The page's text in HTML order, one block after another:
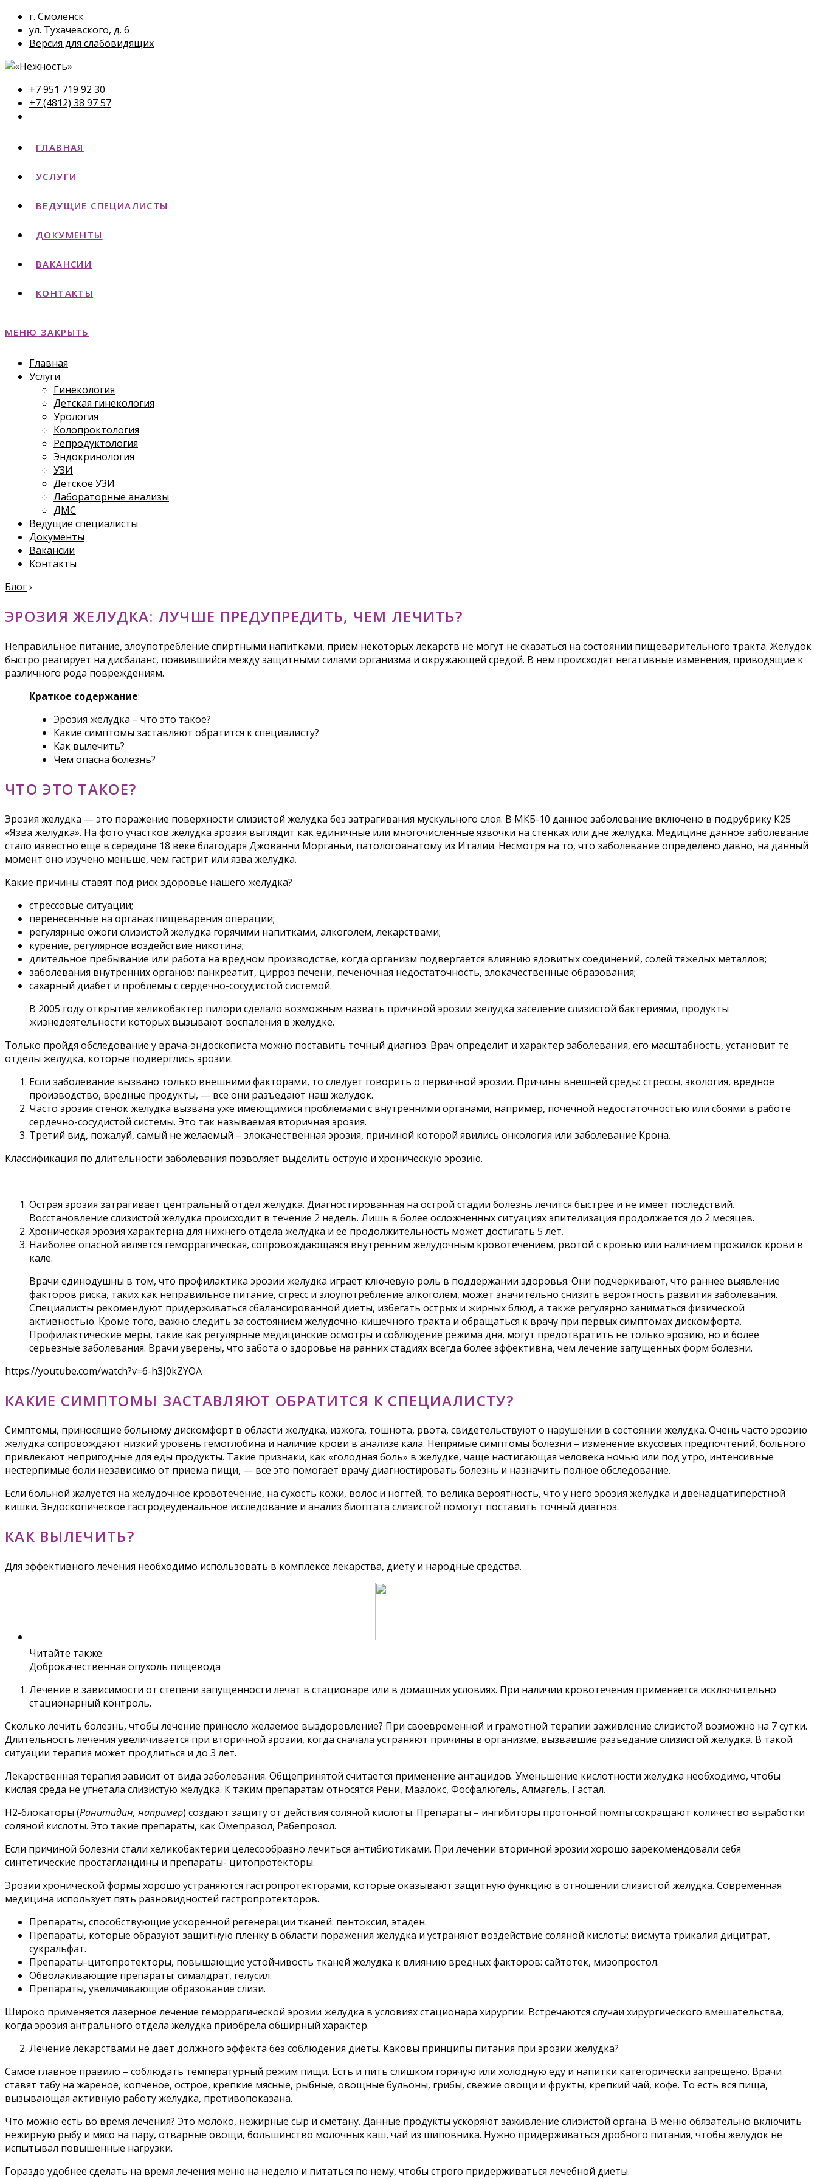
г. Смоленск
ул. Тухачевского, д. 6
Версия для слабовидящих
+7 951 719 92 30
+7 (4812) 38 97 57
ГЛАВНАЯ
УСЛУГИ
ВЕДУЩИЕ СПЕЦИАЛИСТЫ
ДОКУМЕНТЫ
ВАКАНСИИ
КОНТАКТЫ
МЕНЮ ЗАКРЫТЬ
Главная
Услуги
Гинекология
Детская гинекология
Урология
Колопроктология
Репродуктология
Эндокринология
УЗИ
Детское УЗИ
Лабораторные анализы
ДМС
Ведущие специалисты
Документы
Вакансии
Контакты
Блог›
ЭРОЗИЯ ЖЕЛУДКА: ЛУЧШЕ ПРЕДУПРЕДИТЬ, ЧЕМ ЛЕЧИТЬ?
Неправильное питание, злоупотребление спиртными напитками, прием некоторых лекарств не могут не сказаться на состоянии пищеварительного тракта. Желудок
быстро реагирует на дисбаланс, появившийся между защитными силами организма и окружающей средой. В нем происходят негативные изменения, приводящие к
различного рода повреждениям.
Краткое содержание:
Эрозия желудка – что это такое?
Какие симптомы заставляют обратится к специалисту?
Как вылечить?
Чем опасна болезнь?
ЧТО ЭТО ТАКОЕ?
Эрозия желудка — это поражение поверхности слизистой желудка без затрагивания мускульного слоя. В МКБ-10 данное заболевание включено в подрубрику К25
«Язва желудка». На фото участков желудка эрозия выглядит как единичные или многочисленные язвочки на стенках или дне желудка. Медицине данное заболевание
стало известно еще в середине 18 веке благодаря Джованни Морганьи, патологоанатому из Италии. Несмотря на то, что заболевание определено давно, на данный
момент оно изучено меньше, чем гастрит или язва желудка.
Какие причины ставят под риск здоровье нашего желудка?
стрессовые ситуации;
перенесенные на органах пищеварения операции;
регулярные ожоги слизистой желудка горячими напитками, алкоголем, лекарствами;
курение, регулярное воздействие никотина;
длительное пребывание или работа на вредном производстве, когда организм подвергается влиянию ядовитых соединений, солей тяжелых металлов;
заболевания внутренних органов: панкреатит, цирроз печени, печеночная недостаточность, злокачественные образования;
сахарный диабет и проблемы с сердечно-сосудистой системой.
В 2005 году открытие хеликобактер пилори сделало возможным назвать причиной эрозии желудка заселение слизистой бактериями, продукты
жизнедеятельности которых вызывают воспаления в желудке.
Только пройдя обследование у врача-эндоскописта можно поставить точный диагноз. Врач определит и характер заболевания, его масштабность, установит те
отделы желудка, которые подверглись эрозии.
Если заболевание вызвано только внешними факторами, то следует говорить о первичной эрозии. Причины внешней среды: стрессы, экология, вредное
производство, вредные продукты, — все они разъедают наш желудок.
Часто эрозия стенок желудка вызвана уже имеющимися проблемами с внутренними органами, например, почечной недостаточностью или сбоями в работе
сердечно-сосудистой системы. Это так называемая вторичная эрозия.
Третий вид, пожалуй, самый не желаемый – злокачественная эрозия, причиной которой явились онкология или заболевание Крона.
Классификация по длительности заболевания позволяет выделить острую и хроническую эрозию.
Острая эрозия затрагивает центральный отдел желудка. Диагностированная на острой стадии болезнь лечится быстрее и не имеет последствий.
Восстановление слизистой желудка происходит в течение 2 недель. Лишь в более осложненных ситуациях эпителизация продолжается до 2 месяцев.
Хроническая эрозия характерна для нижнего отдела желудка и ее продолжительность может достигать 5 лет.
Наиболее опасной является геморрагическая, сопровождающаяся внутренним желудочным кровотечением, рвотой с кровью или наличием прожилок крови в
кале.
Врачи единодушны в том, что профилактика эрозии желудка играет ключевую роль в поддержании здоровья. Они подчеркивают, что раннее выявление
факторов риска, таких как неправильное питание, стресс и злоупотребление алкоголем, может значительно снизить вероятность развития заболевания.
Специалисты рекомендуют придерживаться сбалансированной диеты, избегать острых и жирных блюд, а также регулярно заниматься физической
активностью. Кроме того, важно следить за состоянием желудочно-кишечного тракта и обращаться к врачу при первых симптомах дискомфорта.
Профилактические меры, такие как регулярные медицинские осмотры и соблюдение режима дня, могут предотвратить не только эрозию, но и более
серьезные заболевания. Врачи уверены, что забота о здоровье на ранних стадиях всегда более эффективна, чем лечение запущенных форм болезни.
https://youtube.com/watch?v=6-h3J0kZYOA
КАКИЕ СИМПТОМЫ ЗАСТАВЛЯЮТ ОБРАТИТСЯ К СПЕЦИАЛИСТУ?
Симптомы, приносящие больному дискомфорт в области желудка, изжога, тошнота, рвота, свидетельствуют о нарушении в состоянии желудка. Очень часто эрозию
желудка сопровождают низкий уровень гемоглобина и наличие крови в анализе кала. Непрямые симптомы болезни – изменение вкусовых предпочтений, больного
привлекают непригодные для еды продукты. Такие признаки, как «голодная боль» в желудке, чаще настигающая человека ночью или под утро, интенсивные
нестерпимые боли независимо от приема пищи, — все это помогает врачу диагностировать болезнь и назначить полное обследование.
Если больной жалуется на желудочное кровотечение, на сухость кожи, волос и ногтей, то велика вероятность, что у него эрозия желудка и двенадцатиперстной
кишки. Эндоскопическое гастродеуденальное исследование и анализ биоптата слизистой помогут поставить точный диагноз.
КАК ВЫЛЕЧИТЬ?
Для эффективного лечения необходимо использовать в комплексе лекарства, диету и народные средства.
Читайте также:
Доброкачественная опухоль пищевода
Лечение в зависимости от степени запущенности лечат в стационаре или в домашних условиях. При наличии кровотечения применяется исключительно
стационарный контроль.
Сколько лечить болезнь, чтобы лечение принесло желаемое выздоровление? При своевременной и грамотной терапии заживление слизистой возможно на 7 сутки.
Длительность лечения увеличивается при вторичной эрозии, когда сначала устраняют причины в организме, вызвавшие разъедание слизистой желудка. В такой
ситуации терапия может продлиться и до 3 лет.
Лекарственная терапия зависит от вида заболевания. Общепринятой считается применение антацидов. Уменьшение кислотности желудка необходимо, чтобы
кислая среда не угнетала слизистую желудка. К таким препаратам относятся Рени, Маалокс, Фосфалюгель, Алмагель, Гастал.
Н2-блокаторы (Ранитидин, например) создают защиту от действия соляной кислоты. Препараты – ингибиторы протонной помпы сокращают количество выработки
соляной кислоты. Это такие препараты, как Омепразол, Рабепрозол.
Если причиной болезни стали хеликобактерии целесообразно лечиться антибиотиками. При лечении вторичной эрозии хорошо зарекомендовали себя
синтетические простагландины и препараты- цитопротекторы.
Эрозии хронической формы хорошо устраняются гастропротекторами, которые оказывают защитную функцию в отношении слизистой желудка. Современная
медицина использует пять разновидностей гастропротекторов.
Препараты, способствующие ускоренной регенерации тканей: пентоксил, этаден.
Препараты, которые образуют защитную пленку в области поражения желудка и устраняют воздействие соляной кислоты: висмута трикалия дицитрат,
сукральфат.
Препараты-цитопротекторы, повышающие устойчивость тканей желудка к влиянию вредных факторов: сайтотек, мизопростол.
Обволакивающие препараты: сималдрат, гелусил.
Препараты, увеличивающие образование слизи.
Широко применяется лазерное лечение геморрагической эрозии желудка в условиях стационара хирургии. Встречаются случаи хирургического вмешательства,
когда эрозия антрального отдела желудка приобрела обширный характер.
Лечение лекарствами не дает должного эффекта без соблюдения диеты. Каковы принципы питания при эрозии желудка?
Самое главное правило – соблюдать температурный режим пищи. Есть и пить слишком горячую или холодную еду и напитки категорически запрещено. Врачи
ставят табу на жареное, копченое, острое, крепкие мясные, рыбные, овощные бульоны, грибы, свежие овощи и фрукты, крепкий чай, кофе. То есть вся пища,
вызывающая активную работу желудка, противопоказана.
Что можно есть во время лечения? Это молоко, нежирные сыр и сметану. Данные продукты ускоряют заживление слизистой органа. В меню обязательно включить
нежирную рыбу и мясо на пару, отварные овощи, большинство молочных каш, чай из шиповника. Нужно придерживаться дробного питания, чтобы желудок не
испытывал повышенные нагрузки.
Гораздо удобнее сделать на время лечения меню на неделю и питаться по нему, чтобы строго придерживаться лечебной диеты.